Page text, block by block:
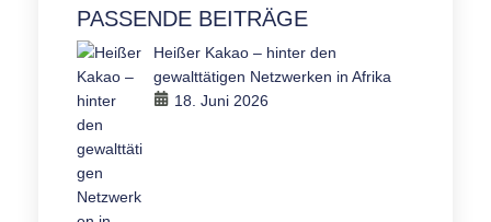
PASSENDE BEITRÄGE
Heißer Kakao – hinter den
gewalttätigen Netzwerken in Afrika
18. Juni 2026